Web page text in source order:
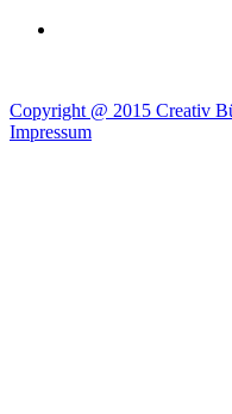
Copyright @ 2015 Creativ
Impressum